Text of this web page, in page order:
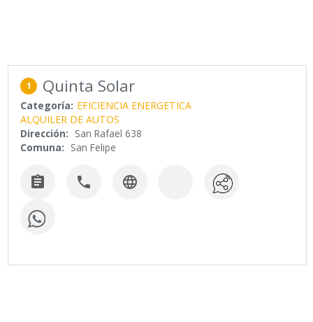
1 Quinta Solar
Categoría: EFICIENCIA ENERGETICA
ALQUILER DE AUTOS
Dirección: San Rafael 638
Comuna: San Felipe
  